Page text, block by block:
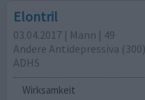
Elontril
03.04.2017 | Mann | 49
Andere Antidepressiva (300)
ADHS
Wirksamkeit